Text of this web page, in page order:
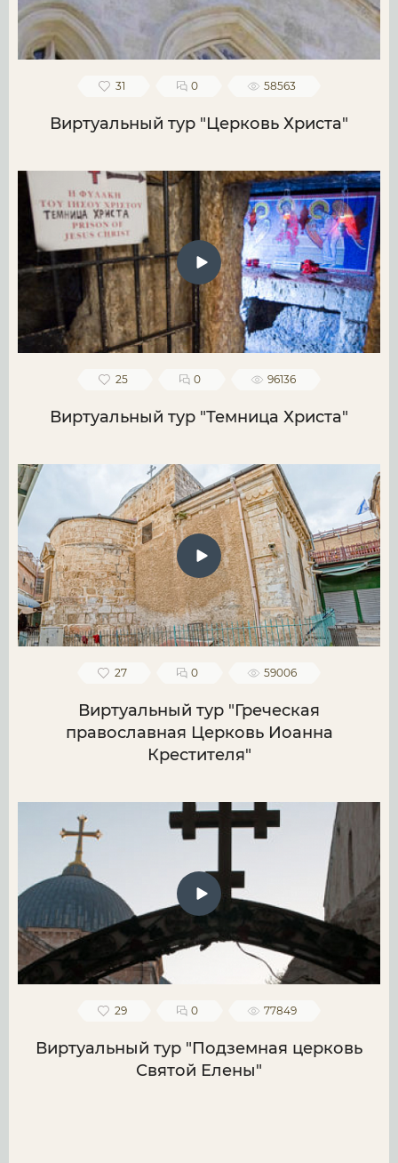
31 0 58563
Виртуальный тур "Церковь Христа"
25 0 96136
Виртуальный тур "Темница Христа"
27 0 59006
Виртуальный тур "Греческая
православная Церковь Иоанна
Крестителя"
29 0 77849
Виртуальный тур "Подземная церковь
Святой Елены"